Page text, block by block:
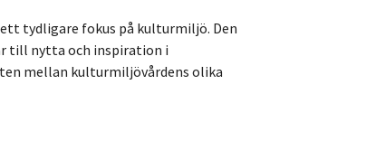
tydligare fokus på kulturmiljö. Den
till nytta och inspiration i
mellan kulturmiljövårdens olika